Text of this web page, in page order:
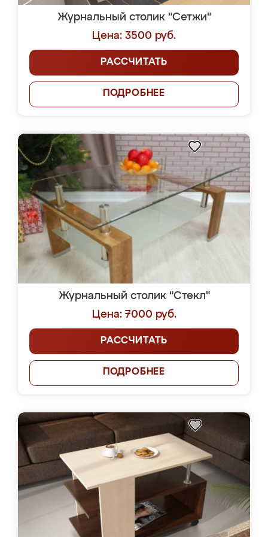
Журнальный столик "Сетжи"
Цена: 3500 руб.
РАССЧИТАТЬ
ПОДРОБНЕЕ
Журнальный столик "Стекл"
Цена: 7000 руб.
РАССЧИТАТЬ
ПОДРОБНЕЕ